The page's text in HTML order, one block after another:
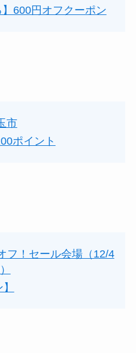
】600円オフクーポン
市
ポイント
フ！セール会場（12/4